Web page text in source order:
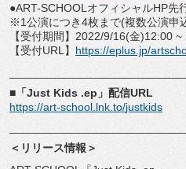
●ART-SCHOOLオフィシャルHP先
※1公演につき4枚まで(複数公演申
【受付期間】2022/9/16(金)12:00
【受付URL】 https://eplus.jp/
■「Just Kids .ep」配信URL
https://art-school.lnk.to/justkids
＜リリース情報＞